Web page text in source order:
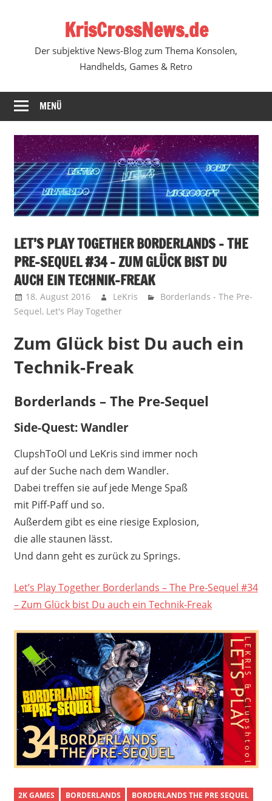
KrisCrossNews.de
Der subjektive News-Blog zum Thema Konsolen,
Handhelds, Games & Retro
MENÜ
LET’S PLAY TOGETHER BORDERLANDS – THE
PRE-SEQUEL #34 – ZUM GLÜCK BIST DU
AUCH EIN TECHNIK-FREAK
18. August 2016 LeKris
Borderlands - The Pre-
Sequel, Let's Play Together
Zum Glück bist Du auch ein
Technik-Freak
Borderlands – The Pre-Sequel
Side-Quest: Wandler
ClupshToOl und LeKris sind immer noch
auf der Suche nach dem Wandler.
Dabei treffen sie auf jede Menge Spaß
mit Piff-Paff und so.
Außerdem gibt es eine riesige Explosion,
die alle staunen lässt.
Und dann geht es zurück zu Springs.
Let’s Play Together Borderlands – The Pre-Sequel #34
– Zum Glück bist Du auch ein Technik-Freak
2K GAMES BORDERLANDS
BORDERLANDS THE PRE SEQUEL